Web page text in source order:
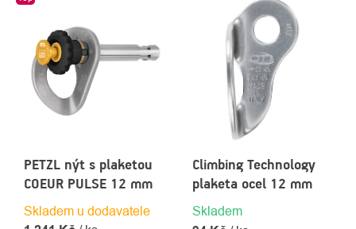
PETZL nýt s plaketou
COEUR PULSE 12 mm
Skladem u dodavatele
Climbing Technology
plaketa ocel 12 mm
Skladem